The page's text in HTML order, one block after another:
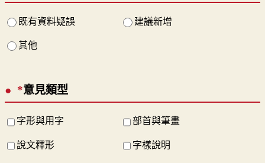
既有資料疑誤 建議新增
其他
*意見類型
字形與用字 部首與筆畫
說文釋形 字樣說明